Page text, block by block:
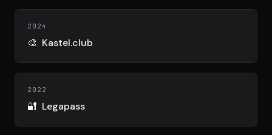
DIMA
DIAA
AGENCE CONSEIL & SSII
Connexion
2024
🎨 Kastel.club
2022
🔐 Legapass